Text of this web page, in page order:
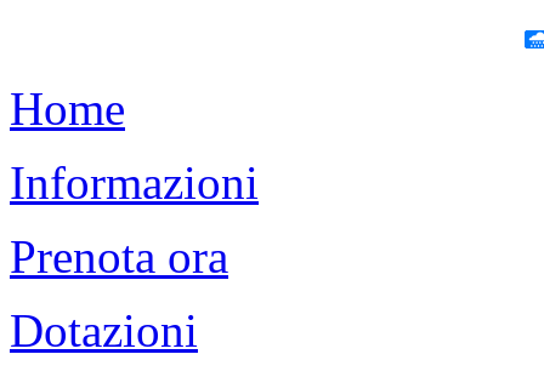
Home
Informazioni
Prenota ora
Dotazioni